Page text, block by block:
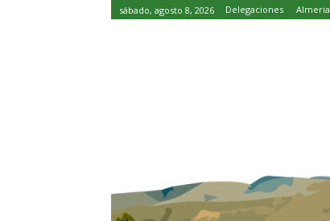
sábado, agosto 8, 2026 Delegaciones Almeria